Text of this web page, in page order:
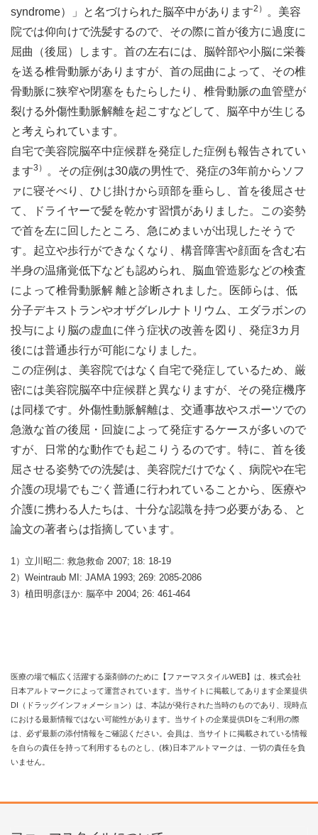
syndrome）」と名づけられた脳卒中があります2）
。美容
院では仰向けで洗髪するので、その際に首が後方に過度に
屈曲（後屈）します。首の左右には、脳幹部や小脳に栄養
を送る椎骨動脈がありますが、首の屈曲によって、その椎
骨動脈に狭窄や閉塞をもたらしたり、椎骨動脈の血管壁が
裂ける外傷性動脈解離を起こすなどして、脳卒中が生じる
と考えられています。
自宅で美容院脳卒中症候群を発症した症例も報告されてい
ます3）
。その症例は30歳の男性で、発症の3年前からソフ
ァに寝そべり、ひじ掛けから頭部を垂らし、首を後屈させ
て、ドライヤーで髪を乾かす習慣がありました。この姿勢
で首を左に回したところ、急にめまいが出現したそうで
す。起立や歩行ができなくなり、構音障害や顔面を含む右
半身の温痛覚低下なども認められ、脳血管造影などの検査
によって椎骨動脈解 離と診断されました。医師らは、低
分子デキストランやオザグレルナトリウム、エダラボンの
投与により脳の虚血に伴う症状の改善を図り、発症3カ月
後には普通歩行が可能になりました。
この症例は、美容院ではなく自宅で発症しているため、厳
密には美容院脳卒中症候群と異なりますが、その発症機序
は同様です。外傷性動脈解離は、交通事故やスポーツでの
急激な首の後屈・回旋によって発症するケースが多いので
すが、日常的な動作でも起こりうるのです。特に、首を後
屈させる姿勢での洗髪は、美容院だけでなく、病院や在宅
介護の現場でもごく普通に行われていることから、医療や
介護に携わる人たちは、十分な認識を持つ必要がある、と
論文の著者らは指摘しています。
1）立川昭二: 救急救命 2007; 18: 18-19
2）Weintraub MI: JAMA 1993; 269: 2085-2086
3）植田明彦ほか: 脳卒中 2004; 26: 461-464
医療の場で幅広く活躍する薬剤師のために【ファーマスタイルWEB】は、株式会社
日本アルトマークによって運営されています。当サイトに掲載してあります企業提供
DI（ドラッグインフォメーション）は、本誌が発行された当時のものであり、現時点
における最新情報ではない可能性があります。当サイトの企業提供DIをご利用の際
は、必ず最新の添付情報をご確認ください。会員は、当サイトに掲載されている情報
を自らの責任を持って利用するものとし、(株)日本アルトマークは、一切の責任を負
いません。